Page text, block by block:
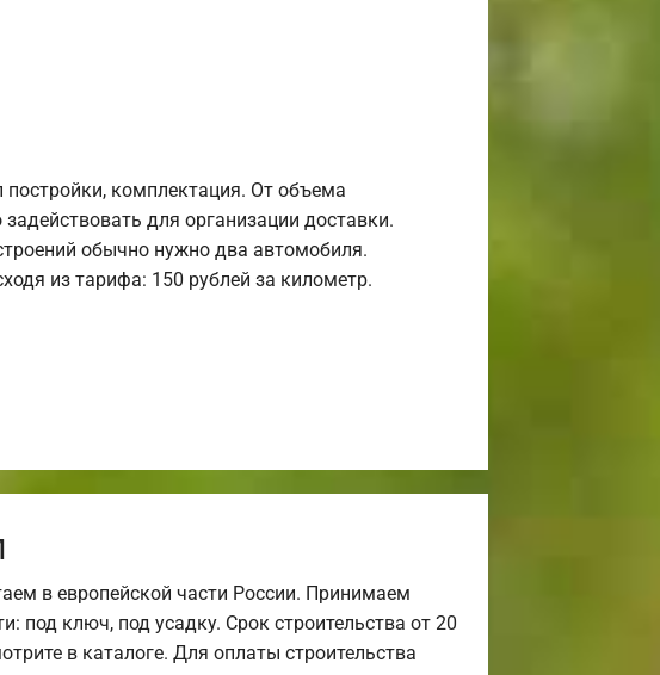
комплектация. От объема
для организации доставки.
обычно нужно два автомобиля.
из тарифа: 150 рублей за километр.
в европейской части России. Принимаем
под ключ, под усадку. Срок строительства от 20
в каталоге. Для оплаты строительства